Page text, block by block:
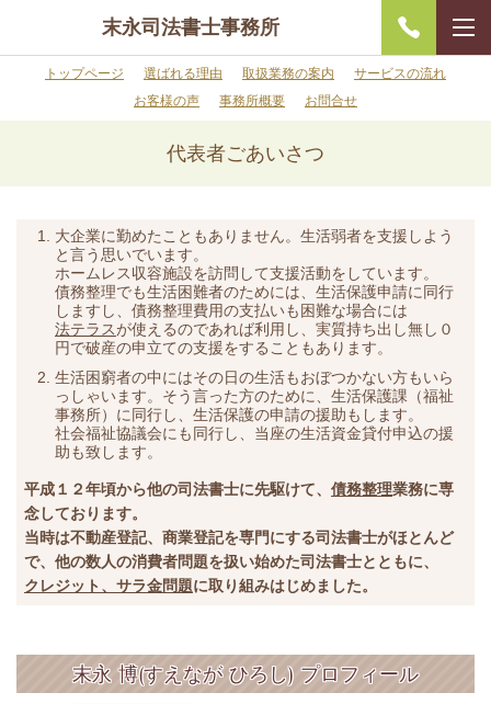
末永司法書士事務所
トップページ 選ばれる理由 取扱業務の案内
サービスの流れ
お客様の声
事務所概要 お問合せ
代表者ごあいさつ
大企業に勤めたこともありません。生活弱者を支援しよう
と言う思いでいます。
ホームレス収容施設を訪問して支援活動をしています。
債務整理でも生活困難者のためには、生活保護申請に同行
しますし、債務整理費用の支払いも困難な場合には
法テラスが使えるのであれば利用し、実質持ち出し無し０
円で破産の申立ての支援をすることもあります。
生活困窮者の中にはその日の生活もおぼつかない方もいら
っしゃいます。そう言った方のために、生活保護課（福祉
事務所）に同行し、生活保護の申請の援助もします。
社会福祉協議会にも同行し、当座の生活資金貸付申込の援
助も致します。
平成１２年頃から他の司法書士に先駆けて、 債務整理業務に専
念しております。
当時は不動産登記、商業登記を専門にする司法書士がほとんど
で、他の数人の消費者問題を扱い始めた司法書士とともに、
クレジット、サラ金問題に取り組みはじめました。
末永 博(すえなが ひろし) プロフィール